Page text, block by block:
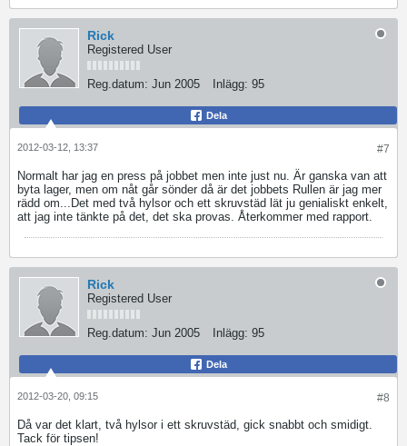
Rick
Registered User
Reg.datum: Jun 2005 Inlägg: 95
Dela
#7
2012-03-12, 13:37
Normalt har jag en press på jobbet men inte just nu. Är ganska van att
byta lager, men om nåt går sönder då är det jobbets Rullen är jag mer
rädd om...Det med två hylsor och ett skruvstäd lät ju genialiskt enkelt,
att jag inte tänkte på det, det ska provas. Återkommer med rapport.
Rick
Registered User
Reg.datum: Jun 2005 Inlägg: 95
Dela
#8
2012-03-20, 09:15
Då var det klart, två hylsor i ett skruvstäd, gick snabbt och smidigt.
Tack för tipsen!